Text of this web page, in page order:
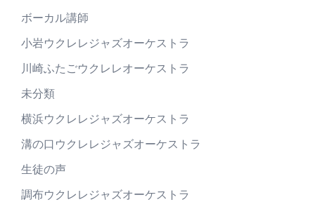
ボーカル講師
小岩ウクレレジャズオーケストラ
川崎ふたごウクレレオーケストラ
未分類
横浜ウクレレジャズオーケストラ
溝の口ウクレレジャズオーケストラ
生徒の声
調布ウクレレジャズオーケストラ